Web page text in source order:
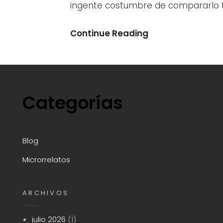
ingente costumbre de compararlo
Continue Reading
Categorías
Blog
Microrrelatos
ARCHIVOS
julio 2026 (1)